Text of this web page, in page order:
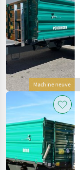
Machine neuve